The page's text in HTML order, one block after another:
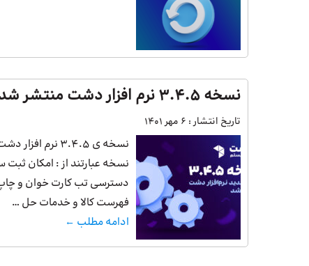
نسخه 3.4.5 نرم افزار دشت منتشر شد
تاریخ انتشار : 6 مهر 1401
نسخه ی 3.4.5
نسخه عبارتند از : امکان ثبت
دسترسی تب کارت خوان و چاپ
فهرست کالا و خدمات حل …
ادامه مطلب ←